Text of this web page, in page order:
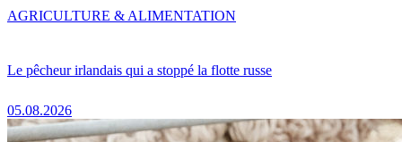
Le pêcheur irlandais qui a stoppé la flotte russe
05.08.2026
AGRICULTURE & ALIMENTATION